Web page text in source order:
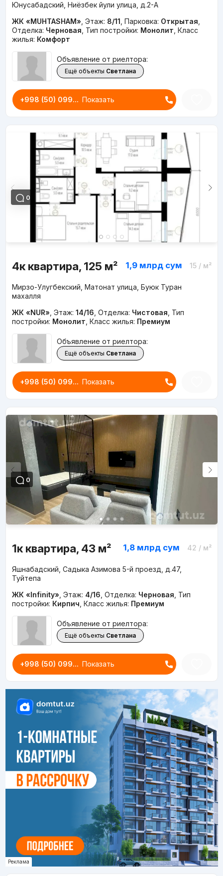
Юнусабадский, Ниёзбек йули улица, д.2-A
ЖК «MUHTASHAM» Этаж: 8/11 Парковка: Открытая
Отделка: Черновая Тип постройки: Монолит Класс
жилья: Комфорт
Объявление от риелтора:
Ещё объекты Светлана
+998 (50) 099... Показать
0
4к квартира, 125 м² 1,9 млрд сум 15/ м²
Мирзо-Улугбекский, Матонат улица, Буюк Туран
махалля
ЖК «NUR» Этаж: 14/16 Отделка: Чистовая Тип
постройки: Монолит Класс жилья: Премиум
Объявление от риелтора:
Ещё объекты Светлана
+998 (50) 099... Показать
0
1к квартира, 43 м² 1,8 млрд сум 42 / м²
Яшнабадский, Садыка Азимова 5-й проезд, д.47,
Туйтепа
ЖК «Infinity» Этаж: 4/16 Отделка: Черновая Тип
постройки: Кирпич Класс жилья: Премиум
Объявление от риелтора:
Ещё объекты Светлана
+998 (50) 099... Показать
Реклама